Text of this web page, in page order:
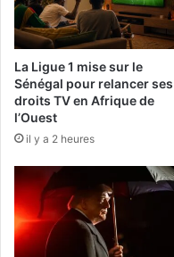
La Ligue 1 mise sur le
Sénégal pour relancer ses
droits TV en Afrique de
l’Ouest
il y a 2 heures